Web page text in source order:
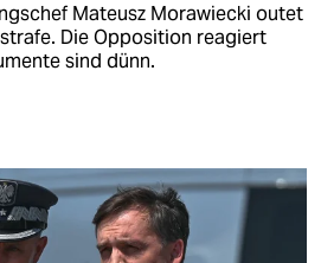
Mateusz Morawiecki outet
Die Opposition reagiert
sind dünn.